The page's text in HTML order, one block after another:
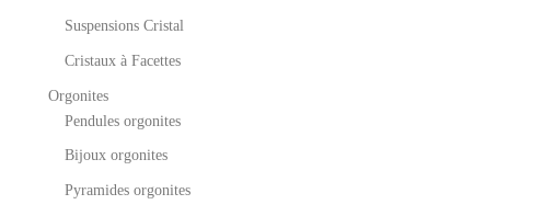
Suspensions Cristal
Cristaux à Facettes
Orgonites
Pendules orgonites
Bijoux orgonites
Pyramides orgonites